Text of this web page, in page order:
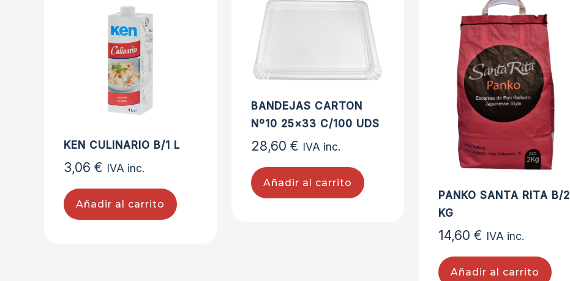
KEN CULINARIO B/1 L
3,06€ IVA inc.
Añadir al carrito
BANDEJAS CARTON
Nº10 25×33 C/100 UDS
28,60€ IVA inc.
Añadir al carrito
PANKO SANTA RITA B/2
KG
14,60€ IVA inc.
Añadir al carrito